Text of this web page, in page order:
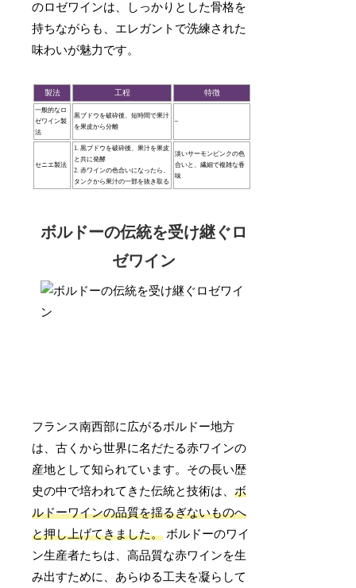
のロゼワインは、しっかりとした骨格を
持ちながらも、エレガントで洗練された
味わいが魅力です。
製法 工程 特徴
一般的なロ
ゼワイン製
法
黒ブドウを破砕後、短時間で果汁
を果皮から分離
–
セニエ製法
1. 黒ブドウを破砕後、果汁を果皮
と共に発酵
2. 赤ワインの色合いになったら、
タンクから果汁の一部を抜き取る
淡いサーモンピンクの色
合いと、繊細で複雑な香
味
ボルドーの伝統を受け継ぐロ
ゼワイン
フランス南西部に広がるボルドー地方
は、古くから世界に名だたる赤ワインの
産地として知られています。その長い歴
史の中で培われてきた伝統と技術は、ボ
ルドーワインの品質を揺るぎないものへ
と押し上げてきました。 ボルドーのワイ
ン生産者たちは、高品質な赤ワインを生
み出すために、あらゆる工夫を凝らして